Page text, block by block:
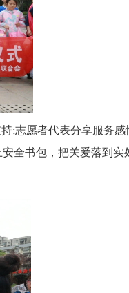
;志愿者代表分享服务感
全书包，把关爱落到实